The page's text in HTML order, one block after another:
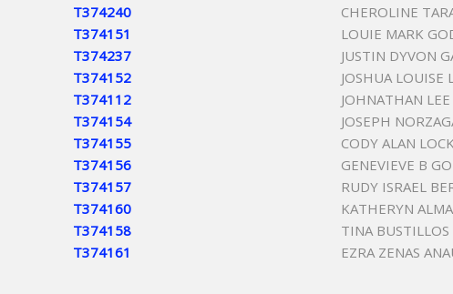
T374240
CHEROLINE
T374151
LOUIE MARK
T374237
JUSTIN DYVON
T374152
JOSHUA LOUISE
T374112
JOHNATHAN
T374154
JOSEPH
T374155
CODY ALAN
T374156
GENEVIEVE B
T374157
RUDY ISRAEL
T374160
KATHERYN
T374158
TINA
T374161
EZRA ZENAS